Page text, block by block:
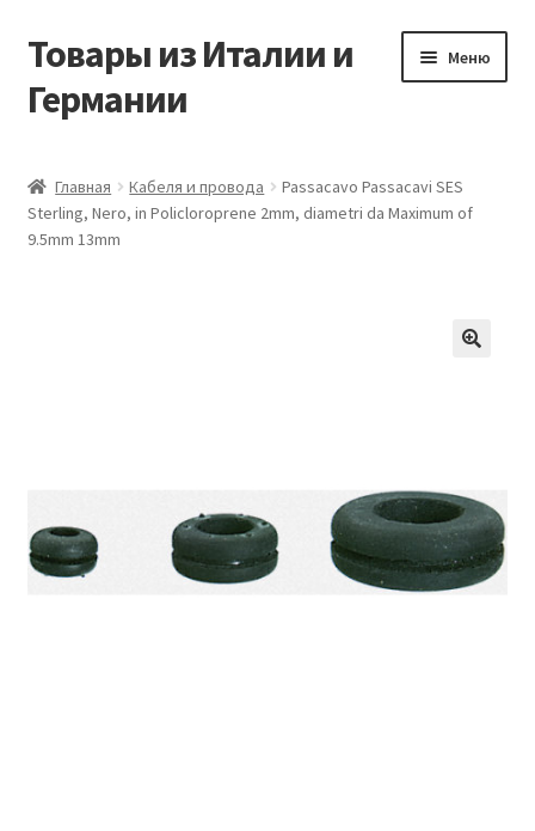
Перейти
навигации
Перейти
содержимому
Товары из Италии и
Германии
Меню
Виды доставки
Оставить отзыв
Главная Кабеля и провода
Passacavo Passacavi SES
Sterling, Nero, in Policloroprene 2mm, diametri da Maximum of
9.5mm 13mm